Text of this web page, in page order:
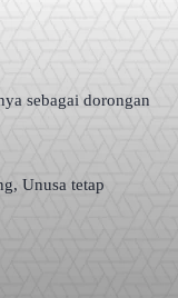
sebagai dorongan
Unusa tetap